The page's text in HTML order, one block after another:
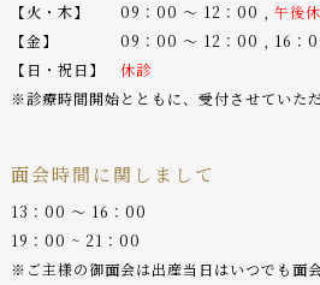
【火・木】 09：00 〜 12：00 , 午後
【金】 09：00 〜 12：00 , 16：
【日・祝日】 休診
※診療時間開始とともに、受付させていただ
面会時間に関しまして
13：00 〜 16：00
19：00 ~ 21：00
※ご主様の御面会は出産当日はいつでも面会